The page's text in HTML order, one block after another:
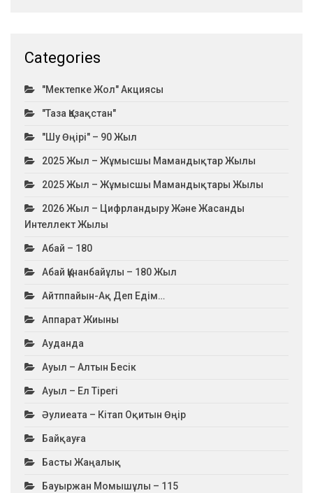
Categories
"Мектепке Жол" Акциясы
"Таза Қазақстан"
"Шу Өңірі" – 90 Жыл
2025 Жыл – Жұмысшы Мамандықтар Жылы
2025 Жыл – Жұмысшы Мамандықтары Жылы
2026 Жыл – Цифрландыру Және Жасанды
Интеллект Жылы
Абай – 180
Абай Құнанбайұлы – 180 Жыл
Айтппайын-Ақ Деп Едім…
Аппарат Жиыны
Ауданда
Ауыл – Алтын Бесік
Ауыл – Ел Тірегі
Әулиеата – Кітап Оқитын Өңір
Байқауға
Басты Жаңалық
Бауыржан Момышұлы – 115